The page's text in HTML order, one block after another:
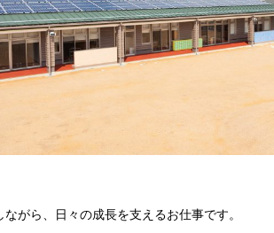
がら、日々の成長を支えるお仕事です。